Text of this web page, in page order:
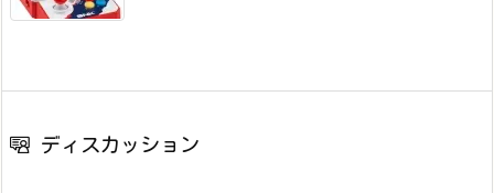
ディスカッション